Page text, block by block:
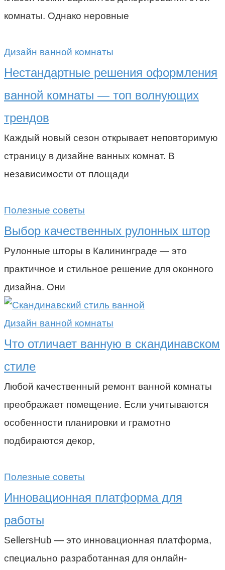
комнаты. Однако неровные
Дизайн ванной комнаты
Нестандартные решения оформления
ванной комнаты — топ волнующих
трендов
Каждый новый сезон открывает неповторимую
страницу в дизайне ванных комнат. В
независимости от площади
Полезные советы
Выбор качественных рулонных штор
Рулонные шторы в Калининграде — это
практичное и стильное решение для оконного
дизайна. Они
Дизайн ванной комнаты
Что отличает ванную в скандинавском
стиле
Любой качественный ремонт ванной комнаты
преображает помещение. Если учитываются
особенности планировки и грамотно
подбираются декор,
Полезные советы
Инновационная платформа для
работы
SellersHub — это инновационная платформа,
специально разработанная для онлайн-